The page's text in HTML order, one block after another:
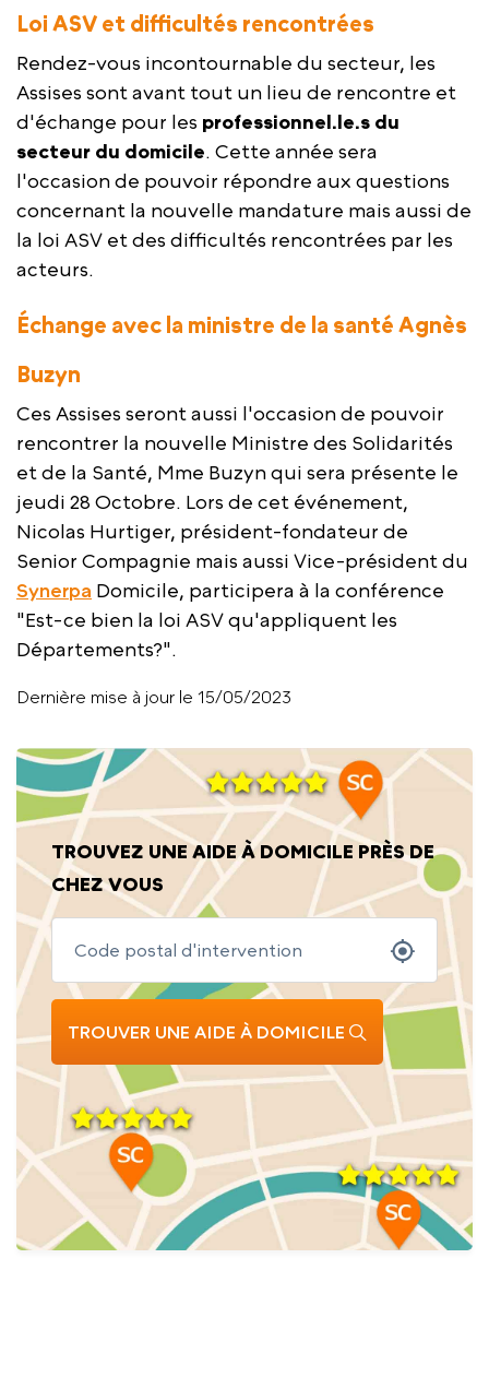
Loi ASV et difficultés rencontrées
Rendez-vous incontournable du secteur, les
Assises sont avant tout un lieu de rencontre et
d'échange pour les professionnel.le.s du
secteur du domicile. Cette année sera
l'occasion de pouvoir répondre aux questions
concernant la nouvelle mandature mais aussi de
la loi ASV et des difficultés rencontrées par les
acteurs.
Échange avec la ministre de la santé Agnès
Buzyn
Ces Assises seront aussi l'occasion de pouvoir
rencontrer la nouvelle Ministre des Solidarités
et de la Santé, Mme Buzyn qui sera présente le
jeudi 28 Octobre. Lors de cet événement,
Nicolas Hurtiger, président-fondateur de
Senior Compagnie mais aussi Vice-président du
Synerpa Domicile, participera à la conférence
"Est-ce bien la loi ASV qu'appliquent les
Départements?".
Dernière mise à jour le 15/05/2023
TROUVEZ UNE AIDE À DOMICILE PRÈS DE
CHEZ VOUS
TROUVER UNE AIDE À DOMICILE